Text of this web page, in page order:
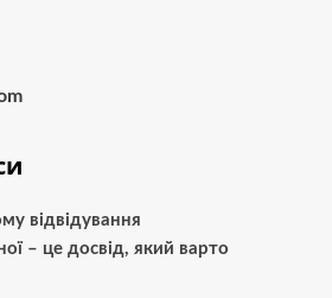
відвідування
– це досвід, який варто